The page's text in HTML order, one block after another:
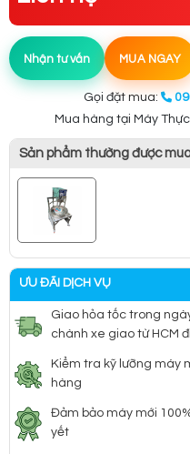
Nhận tư vấn MUA NGAY
Gọi đặt mua:
Mua hàng tại Máy
Sản phẩm thường được
ƯU ĐÃI DỊCH VỤ
Giao hỏa tốc trong
chành xe giao từ HCM
Kiểm tra kỹ lưỡng máy
hàng
Đảm bảo máy mới
yết